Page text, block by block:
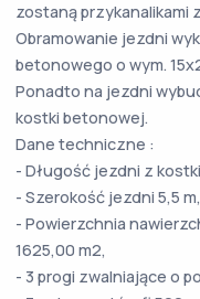
zostaną przykanalikami
Obramowanie jezdni
betonowego o wym.
Ponadto na jezdni
kostki betonowej.
Dane techniczne :
- Długość jezdni z
- Szerokość jezdni 5,5 m,
- Powierzchnia
1625,00 m2,
- 3 progi zwalniające o